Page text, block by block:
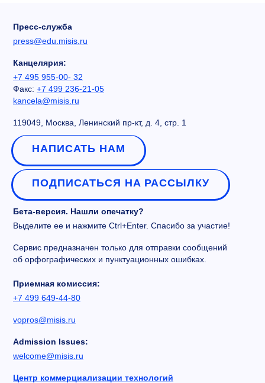
Пресс-служба
press@edu.misis.ru
Канцелярия:
+7 495 955-00- 32
Факс: +7 499 236-21-05
kancela@misis.ru
119049, Москва, Ленинский пр-кт, д. 4, стр. 1
НАПИСАТЬ НАМ
ПОДПИСАТЬСЯ НА РАССЫЛКУ
Бета-версия. Нашли опечатку?
Выделите ее и нажмите Ctrl+Enter. Спасибо за участие!
Сервис предназначен только для отправки сообщений
об орфографических и пунктуационных ошибках.
Приемная комиссия:
+7 499 649-44-80
vopros@misis.ru
Admission Issues:
welcome@misis.ru
Центр коммерциализации технологий